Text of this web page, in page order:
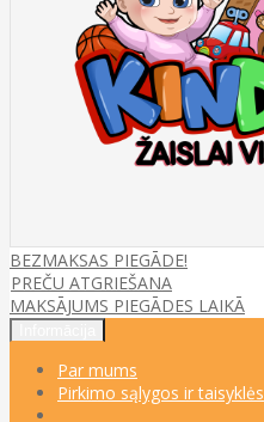
BEZMAKSAS PIEGĀDE!
PREČU ATGRIEŠANA
MAKSĀJUMS PIEGĀDES LAIKĀ
Par mums
Pirkimo sąlygos ir taisyklės